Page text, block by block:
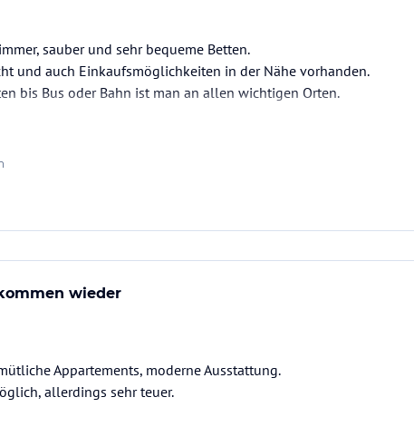
sauber und sehr bequeme Betten.
und auch Einkaufsmöglichkeiten in der Nähe vorhanden.
bis Bus oder Bahn ist man an allen wichtigen Orten.
wieder
Appartements, moderne Ausstattung.
allerdings sehr teuer.